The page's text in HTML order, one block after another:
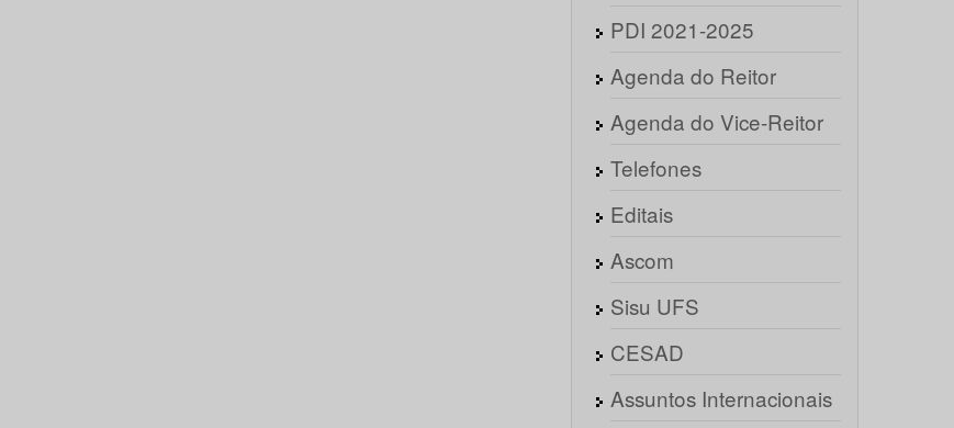
PDI 2021-2025
Agenda do Reitor
Agenda do Vice-Reitor
Telefones
Editais
Ascom
Sisu UFS
CESAD
Assuntos Internacionais